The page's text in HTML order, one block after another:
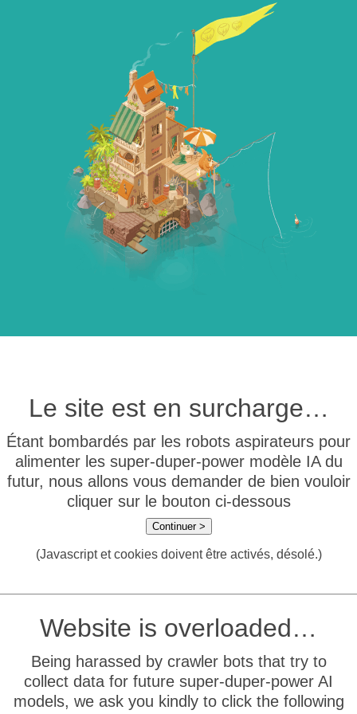
Le site est en surcharge…
Étant bombardés par les robots aspirateurs pour
alimenter les super-duper-power modèle IA du
futur, nous allons vous demander de bien vouloir
cliquer sur le bouton ci-dessous
Continuer >
(Javascript et cookies doivent être activés, désolé.)
Website is overloaded…
Being harassed by crawler bots that try to
collect data for future super-duper-power AI
models, we ask you kindly to click the following